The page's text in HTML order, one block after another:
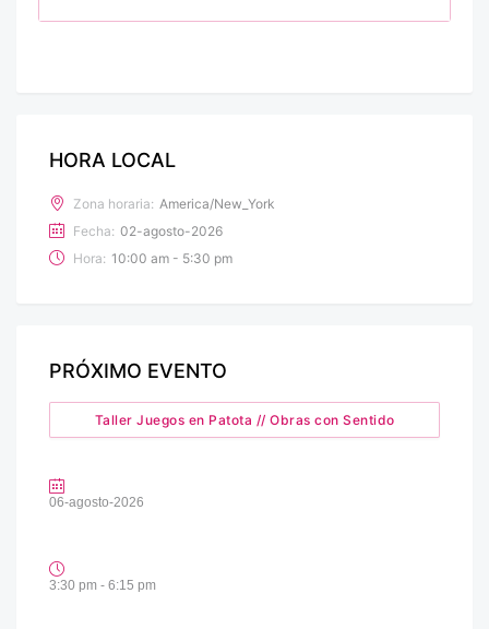
HORA LOCAL
Zona horaria: America/New_York
Fecha: 02-agosto-2026
Hora: 10:00 am - 5:30 pm
PRÓXIMO EVENTO
Taller Juegos en Patota // Obras con Sentido
06-agosto-2026
3:30 pm - 6:15 pm